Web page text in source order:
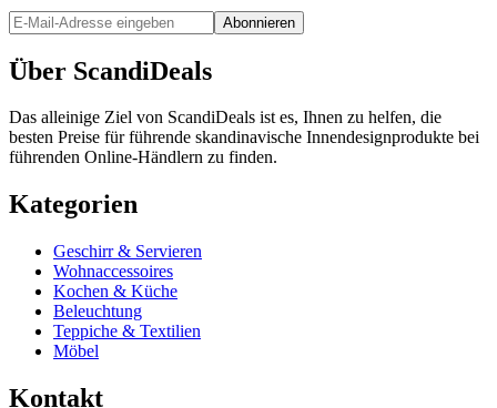
Abonnieren
Über ScandiDeals
Das alleinige Ziel von ScandiDeals ist es, Ihnen zu helfen, die
besten Preise für führende skandinavische Innendesignprodukte bei
führenden Online-Händlern zu finden.
Kategorien
Geschirr & Servieren
Wohnaccessoires
Kochen & Küche
Beleuchtung
Teppiche & Textilien
Möbel
Kontakt